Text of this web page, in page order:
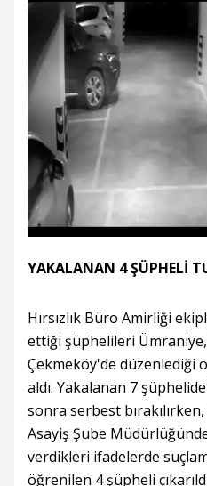
YAKALANAN 4 ŞÜPHELİ
Hırsızlık Büro Amirliği
ettiği şüphelileri
Çekmeköy'de düzenlediği
aldı. Yakalanan 7
sonra serbest
Asayiş Şube
verdikleri ifadelerde
öğrenilen 4 şüpheli